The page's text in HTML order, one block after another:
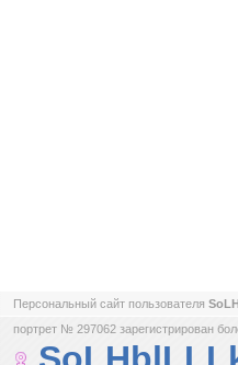
Персональный сайт пользователя
портрет № 297062 зарегистрирован